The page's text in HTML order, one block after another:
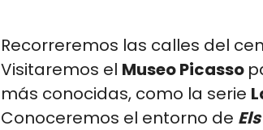
Recorreremos las calles del
Visitaremos el Museo Picasso
más conocidas, como la serie
Conoceremos el entorno de